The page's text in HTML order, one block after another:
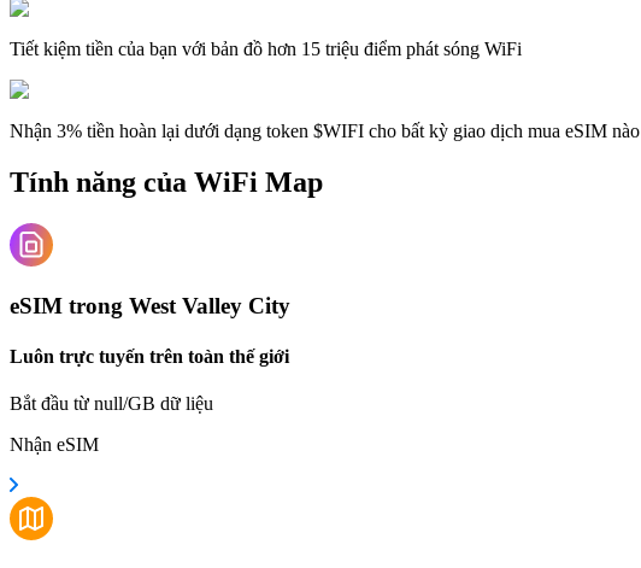
Tiết kiệm tiền của bạn với bản đồ hơn 15 triệu điểm phát sóng WiFi
Nhận 3% tiền hoàn lại dưới dạng token $WIFI cho bất kỳ giao dịch mua eSIM nào
Tính năng của WiFi Map
eSIM trong West Valley City
Luôn trực tuyến trên toàn thế giới
Bắt đầu từ null/GB dữ liệu
Nhận eSIM